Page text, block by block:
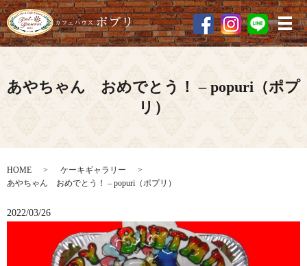
メ
あやちゃん おめでとう！ – popuri（ポプ
リ）
HOME
ケーキギャラリー
あやちゃん おめでとう！ – popuri（ポプリ）
2022/03/26